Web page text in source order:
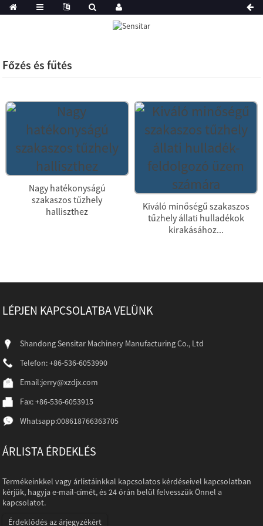
Főzés és fűtés
Nagy hatékonyságú
szakaszos tűzhely
halliszthez
Kiváló minőségű szakaszos
tűzhely állati hulladékok
kirakásához...
LÉPJEN KAPCSOLATBA VELÜNK
Shandong Sensitar Machinery Manufacturing Co., Ltd
Telefon: +86-536-6053990
Email:jerry@xzdjx.com
Fax: +86-536-6053915
Whatsapp:008618766363705
ÁRLISTA ÉRDEKLÉS
Termékeinkkel vagy árlistáinkkal kapcsolatos kérdéseivel kapcsolatban
kérjük, hagyja e-mail-címét, és 24 órán belül felvesszük Önnel a
kapcsolatot.
Érdeklődés az árjegyzékért